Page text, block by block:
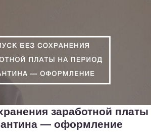
заработной платы
— оформление